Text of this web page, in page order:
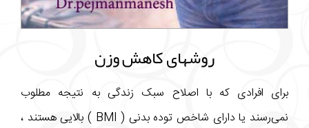
روشهای کاهش وزن
برای افرادی که با اصلاح سبک زندگی به نتیجه مطلوب
نمی‌رسند یا دارای شاخص توده بدنی ( BMI ) بالایی هستند ،